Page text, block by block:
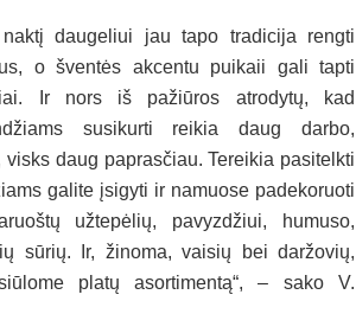
naktį daugeliui jau tapo tradicija rengti
o šventės akcentu puikaii gali tapti
Ir nors iš pažiūros atrodytų, kad
susikurti reikia daug darbo,
visks daug paprasčiau. Tereikia pasitelkti
galite įsigyti ir namuose padekoruoti
užtepėlių, pavyzdžiui, humuso,
sūrių. Ir, žinoma, vaisių bei daržovių,
platų asortimentą“, – sako V.